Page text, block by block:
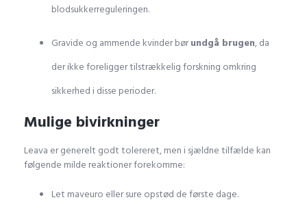
blodsukkerreguleringen.
Gravide og ammende kvinder børundgå brugen, da
der ikke foreligger tilstrækkelig forskning omkring
sikkerhed i disse perioder.
Mulige bivirkninger
Leava er generelt godt tolereret, men i sjældne tilfælde kan
følgende milde reaktioner forekomme:
Let maveuro eller sure opstød de første dage.